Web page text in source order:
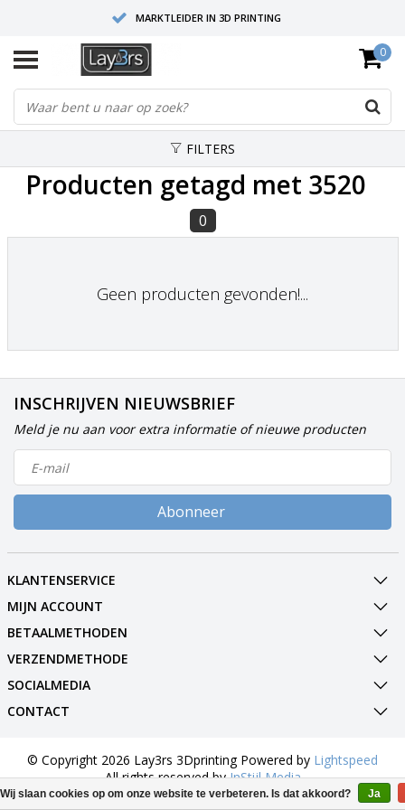
MARKTLEIDER IN 3D PRINTING
HOOGWAARDIGE SERVICE EN SUPPORT
FYSIEKE SHOWROOMS
0
FILTERS
Producten getagd met 3520
0
Geen producten gevonden!...
INSCHRIJVEN NIEUWSBRIEF
Meld je nu aan voor extra informatie of nieuwe producten
Abonneer
KLANTENSERVICE
MIJN ACCOUNT
BETAALMETHODEN
VERZENDMETHODE
SOCIALMEDIA
CONTACT
© Copyright 2026 Lay3rs 3Dprinting Powered by Lightspeed
All rights reserved byInStijl Media
Wij slaan cookies op om onze website te verbeteren. Is dat akkoord? Ja